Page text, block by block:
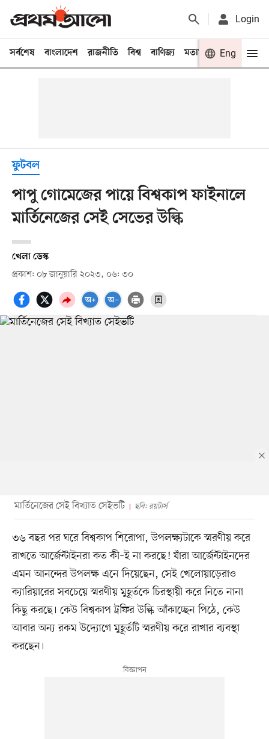
Login
সর্বশেষ বাংলাদেশ রাজনীতি বিশ্ব বাণিজ্য মতামত খেলা
Eng
ফুটবল
পাপু গোমেজের পায়ে বিশ্বকাপ ফাইনালে
মার্তিনেজের সেই সেভের উল্কি
খেলা ডেস্ক
প্রকাশ: ০৮ জানুয়ারি ২০২৩, ০৬: ৩০
মার্তিনেজের সেই বিখ্যাত সেইভটি ছবি: রয়টার্স
৩৬ বছর পর ঘরে বিশ্বকাপ শিরোপা, উপলক্ষ্যটাকে স্মরণীয় করে
রাখতে আর্জেন্টাইনরা কত কী–ই না করছে! যাঁরা আর্জেন্টাইনদের
এমন আনন্দের উপলক্ষ এনে দিয়েছেন, সেই খেলোয়াড়েরাও
ক্যারিয়ারের সবচেয়ে স্মরণীয় মুহূর্তকে চিরস্থায়ী করে নিতে নানা
কিছু করছে। কেউ বিশ্বকাপ ট্রফির উল্কি আঁকাচ্ছেন পিঠে, কেউ
আবার অন্য রকম উদ্যোগে মুহূর্তটি স্মরণীয় করে রাখার ব্যবস্থা
করছেন।